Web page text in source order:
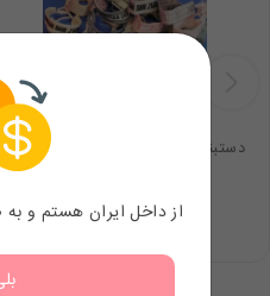
دستبند دیور
$7.98
از داخل ایران هستم و